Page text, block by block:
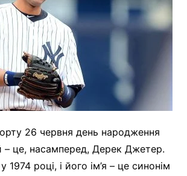
26 червня день народження
– це, насамперед, Дерек Джетер.
1974 році, і його ім’я – це синонім